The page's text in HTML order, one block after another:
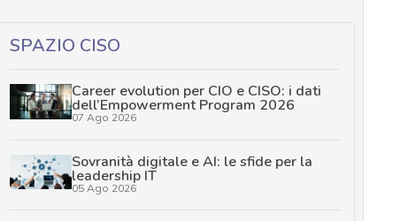
SPAZIO CISO
Career evolution per CIO e CISO: i dati
dell’Empowerment Program 2026
07 Ago 2026
Sovranità digitale e AI: le sfide per la
leadership IT
05 Ago 2026